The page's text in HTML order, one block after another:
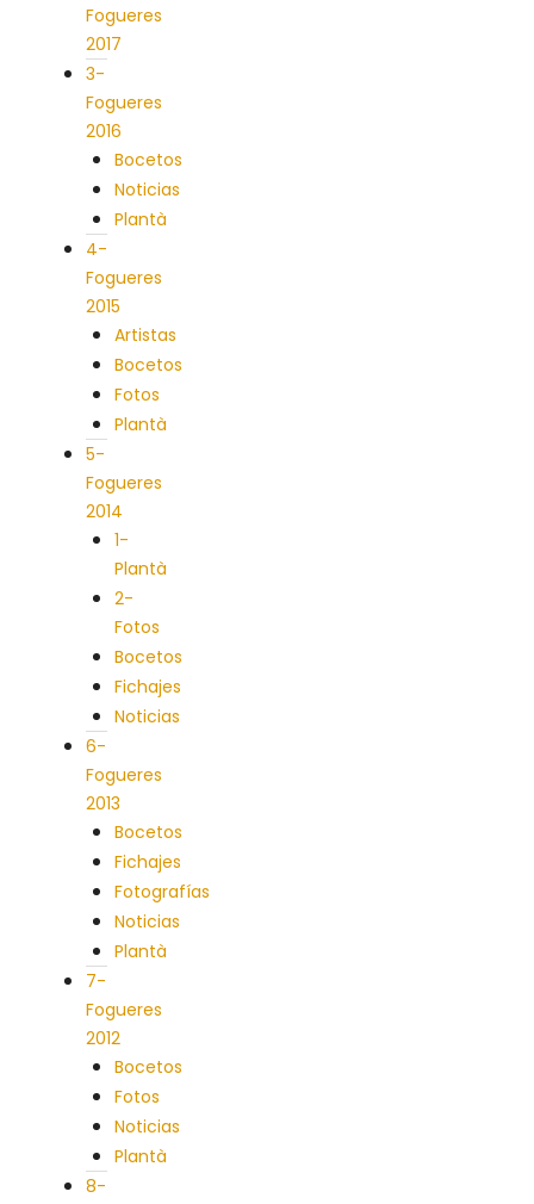
Fogueres
2017
3-
Fogueres
2016
Bocetos
Noticias
Plantà
4-
Fogueres
2015
Artistas
Bocetos
Fotos
Plantà
5-
Fogueres
2014
1-
Plantà
2-
Fotos
Bocetos
Fichajes
Noticias
6-
Fogueres
2013
Bocetos
Fichajes
Fotografías
Noticias
Plantà
7-
Fogueres
2012
Bocetos
Fotos
Noticias
Plantà
8-